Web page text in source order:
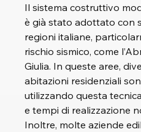
Il sistema costruttivo
è già stato adottato con
regioni italiane,
rischio sismico, come
Giulia. In queste aree,
abitazioni residenziali
utilizzando questa
e tempi di realizzazione
Inoltre, molte aziende